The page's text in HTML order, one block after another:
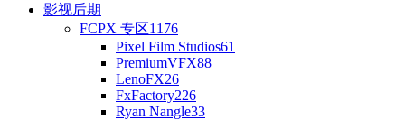
影视后期
FCPX 专区1176
Pixel Film Studios61
PremiumVFX88
LenoFX26
FxFactory226
Ryan Nangle33